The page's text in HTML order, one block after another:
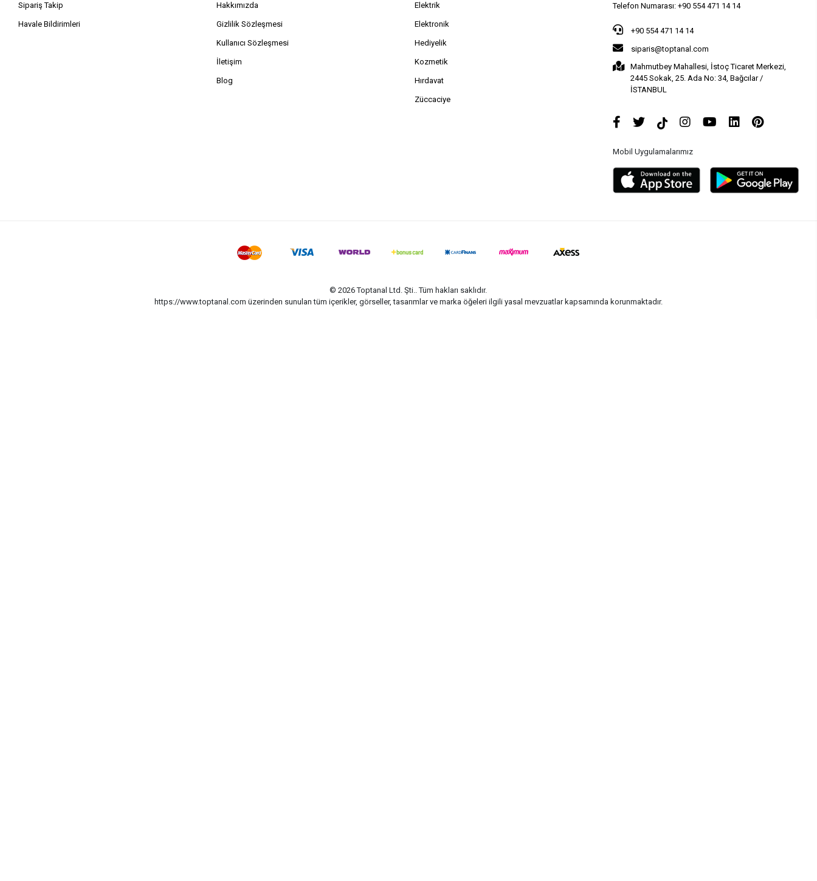
Sipariş Takip
Havale Bildirimleri
Hakkımızda
Gizlilik Sözleşmesi
Kullanıcı Sözleşmesi
İletişim
Blog
Elektrik
Elektronik
Hediyelik
Kozmetik
Hırdavat
Züccaciye
Telefon Numarası: +90 554 471 14 14
+90 554 471 14 14
siparis@toptanal.com
Mahmutbey Mahallesi, İstoç Ticaret Merkezi,
2445 Sokak, 25. Ada No: 34, Bağcılar /
İSTANBUL
Mobil Uygulamalarımız
© 2026 Toptanal Ltd. Şti.. Tüm hakları saklıdır.
https://www.toptanal.com üzerinden sunulan tüm içerikler, görseller, tasarımlar ve marka öğeleri ilgili yasal mevzuatlar kapsamında korunmaktadır.